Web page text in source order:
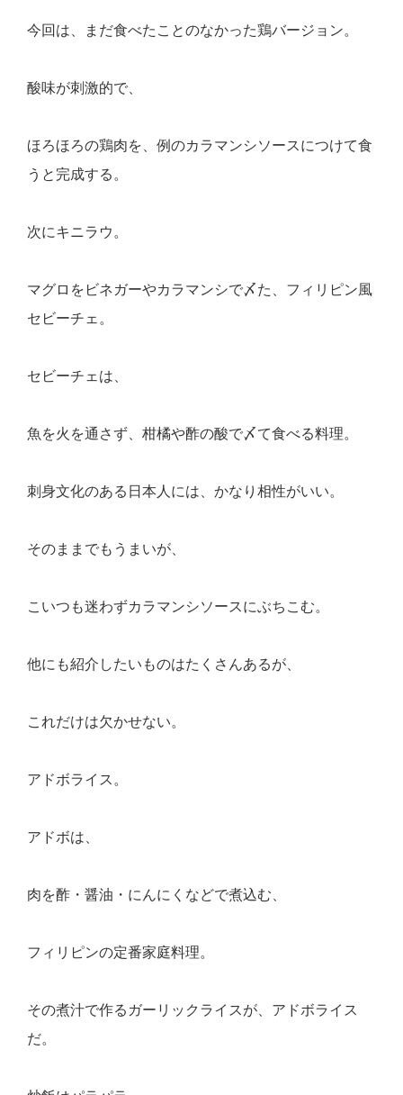
今回は、まだ食べたことのなかった鶏バージョン。
酸味が刺激的で、
ほろほろの鶏肉を、例のカラマンシソースにつけて食
うと完成する。
次にキニラウ。
マグロをビネガーやカラマンシで〆た、フィリピン風
セビーチェ。
セビーチェは、
魚を火を通さず、柑橘や酢の酸で〆て食べる料理。
刺身文化のある日本人には、かなり相性がいい。
そのままでもうまいが、
こいつも迷わずカラマンシソースにぶちこむ。
他にも紹介したいものはたくさんあるが、
これだけは欠かせない。
アドボライス。
アドボは、
肉を酢・醤油・にんにくなどで煮込む、
フィリピンの定番家庭料理。
その煮汁で作るガーリックライスが、アドボライス
だ。